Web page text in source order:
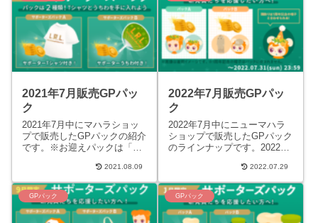
2021年7月販売GPパッ
ク
2021年7月中にマハラショッ
プで販売したGPパックの紹介
です。※お迎えパックは「お
ーツは含まれません。また、
リヴリーリストのように誕...
2021.08.09
2022年7月販売GPパッ
ク
2022年7月中にニューマハラ
ショップで販売したGPパック
のラインナップです。2022年
ズパックA パック内容
490GP1周年記...
2022.07.29
GPパック GPパック